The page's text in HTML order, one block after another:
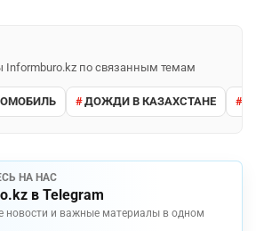
Informburo.kz по связанным темам
ДОЖДИ В КАЗАХСТАНЕ
НА НАС
в Telegram
новости и важные материалы в одном